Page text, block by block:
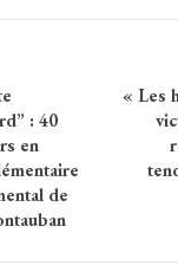
: 40
en
de
« Les